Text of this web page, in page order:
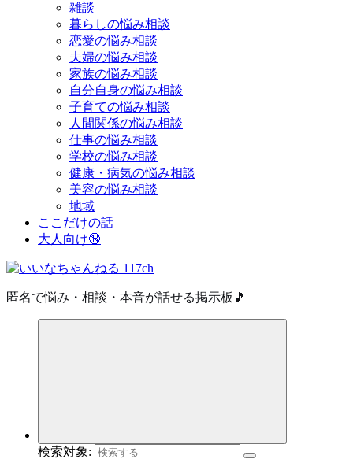
雑談
暮らしの悩み相談
恋愛の悩み相談
夫婦の悩み相談
家族の悩み相談
自分自身の悩み相談
子育ての悩み相談
人間関係の悩み相談
仕事の悩み相談
学校の悩み相談
健康・病気の悩み相談
美容の悩み相談
地域
ここだけの話
大人向け🔞
匿名で悩み・相談・本音が話せる掲示板🎵
検索対象: